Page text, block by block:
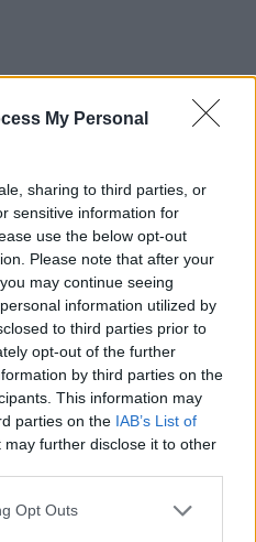
My Personal
sharing to third parties, or
sensitive information for
use the below opt-out
Please note that after your
may continue seeing
information utilized by
to third parties prior to
opt-out of the further
by third parties on the
This information may
parties on the IAB’s List of
may further disclose it to other
Opt Outs
is megfogalmazva,
ott kell
mert
csak a